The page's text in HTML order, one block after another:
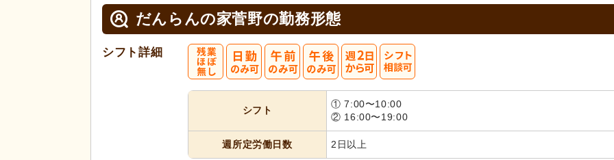
だんらんの家菅野の勤務形態
シフト詳細
シフト
① 7:00〜10:00
② 16:00〜19:00
週所定労働日数 2日以上